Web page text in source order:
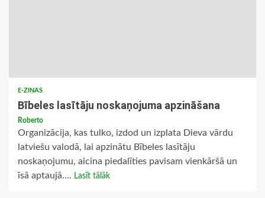
E-ZIŅAS
Bībeles lasītāju noskaņojuma apzināšana
Roberto
Organizācija, kas tulko, izdod un izplata Dieva vārdu
latviešu valodā, lai apzinātu Bībeles lasītāju
noskaņojumu, aicina piedalīties pavisam vienkāršā un
īsā aptaujā.... Lasīt tālāk